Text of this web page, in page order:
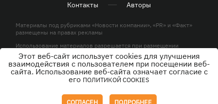
Контакты Авторы
Материалы под рубриками «Новости компании», «PR» и «Факт»
размещены на правах рекламы
Использование материалов разрешается при размещении
активной гиперссылки на KP.UA в первом абзаце.
© ООО «ЮЛАВ МЕДИА»,2026. Все права защищены.
Этот веб-сайт использует cookies для улучшения
взаимодействия с пользователем при посещении веб-
сайта. Использование веб-сайта означает согласие с
его ПОЛИТИКОЙ COOKIES
СОГЛАСЕН ПОДРОБНЕЕ